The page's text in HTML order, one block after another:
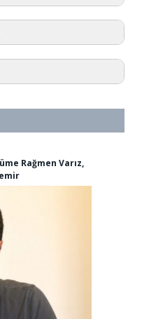
Rağmen Varız,